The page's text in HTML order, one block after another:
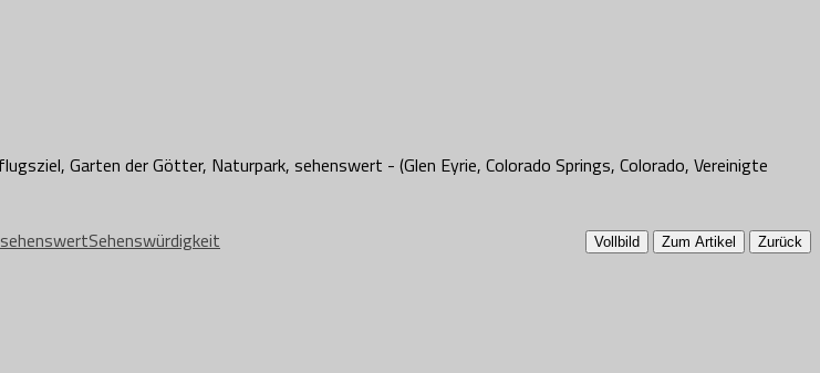
Vollbild Zum Artikel Zurück
sehenswertSehenswürdigkeit